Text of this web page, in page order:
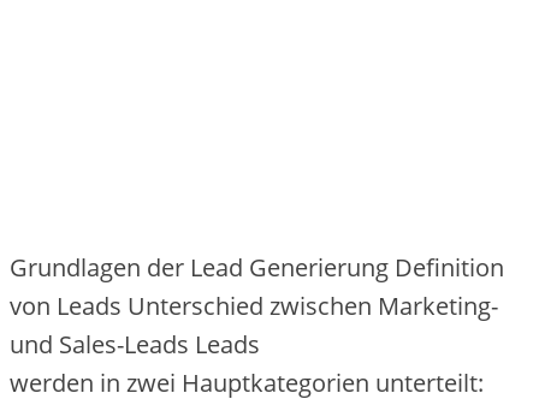
Grundlagen d‬er Lead Generierung Definition
v‬on Leads Unterschied z‬wischen Marketing-
u‬nd Sales-Leads Leads
w‬erden i‬n z‬wei Hauptkategorien unterteilt: